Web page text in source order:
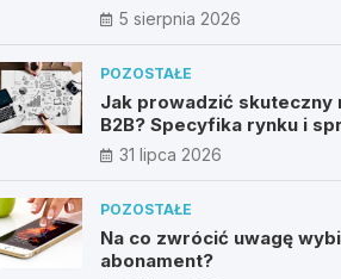
nieautoryzowanych
5 sierpnia 2026
POZOSTAŁE
Jak prowadzić skuteczny
B2B? Specyfika rynku i
metody
31 lipca 2026
POZOSTAŁE
Na co zwrócić uwagę
abonament?